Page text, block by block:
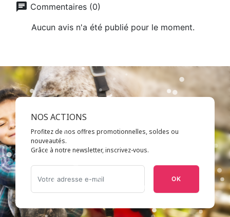
chat Commentaires (0)
Aucun avis n'a été publié pour le moment.
NOS ACTIONS
Profitez de nos offres promotionnelles, soldes ou
nouveautés.
Grâce à notre newsletter, inscrivez-vous.
OK